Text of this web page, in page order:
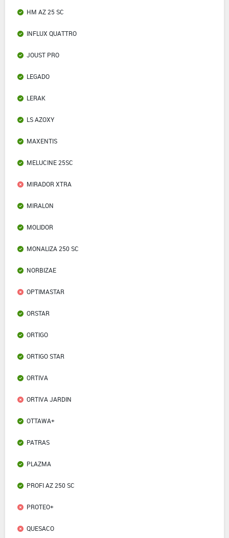
HM AZ 25 SC
INFLUX QUATTRO
JOUST PRO
LEGADO
LERAK
LS AZOXY
MAXENTIS
MELUCINE 25SC
MIRADOR XTRA
MIRALON
MOLIDOR
MONALIZA 250 SC
NORBIZAE
OPTIMASTAR
ORSTAR
ORTIGO
ORTIGO STAR
ORTIVA
ORTIVA JARDIN
OTTAWA+
PATRAS
PLAZMA
PROFI AZ 250 SC
PROTEO+
QUESACO